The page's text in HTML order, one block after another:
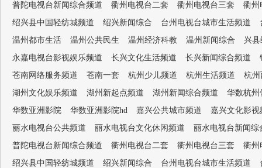
普陀电视台新闻综合频道
衢州电视台二套 衢州电视台三套
衢州
绍兴县中国轻纺城频道
绍兴新闻综合 台州电视台城市生活频道
温州都市生活
温州公共民生 温州经济科教 温州新闻综合
兴
永嘉电视台影视娱乐频道
长兴文化生活频道 长兴新闻综合频道
苍南网络服务频道
苍南一套 杭州少儿频道 杭州生活频道
杭州
湖州文化娱乐频道
湖州新起点频道 湖州新闻综合频道
华数杭州
华数亚洲影院
华数亚洲影院hd 嘉兴公共城市频道
嘉兴文化影视
丽水电视台公共频道
丽水电视台文化休闲频道
丽水电视台新闻综
普陀电视台新闻综合频道
衢州电视台二套 衢州电视台三套
衢州
绍兴县中国轻纺城频道
绍兴新闻综合 台州电视台城市生活频道